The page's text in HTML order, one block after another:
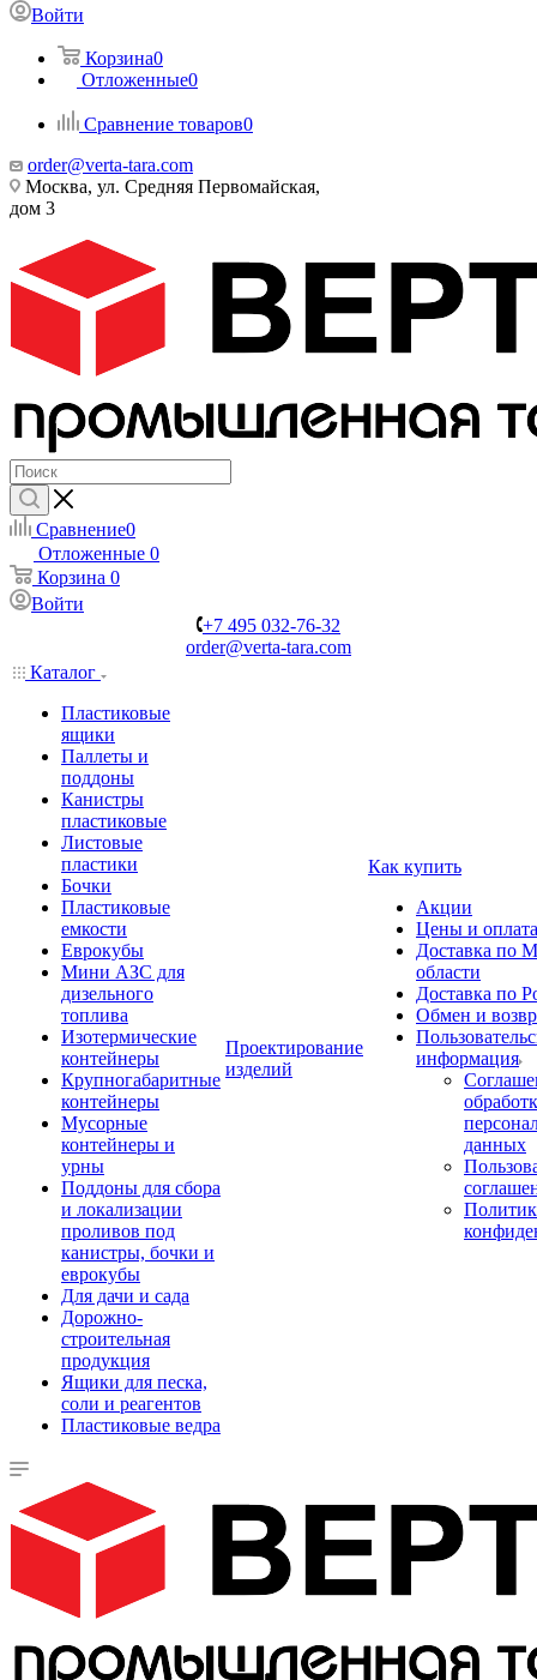
Войти
Корзина0
Отложенные0
Сравнение товаров0
order@verta-tara.com
Москва, ул. Средняя Первомайская,
дом 3
Сравнение0
Отложенные 0
Корзина 0
Войти
+7 495 032-76-32
order@verta-tara.com
Каталог
Пластиковые
ящики
Паллеты и
поддоны
Канистры
пластиковые
Листовые
пластики
Бочки
Пластиковые
емкости
Еврокубы
Мини АЗС для
дизельного
топлива
Изотермические
контейнеры
Крупногабаритные
контейнеры
Мусорные
контейнеры и
урны
Поддоны для сбора
и локализации
проливов под
канистры, бочки и
еврокубы
Для дачи и сада
Дорожно-
строительная
продукция
Ящики для песка,
соли и реагентов
Пластиковые ведра
Проектирование
изделий
Как купить
Акции
Цены и оплата
Доставка по
области
Доставка по
Обмен и
информация
данных